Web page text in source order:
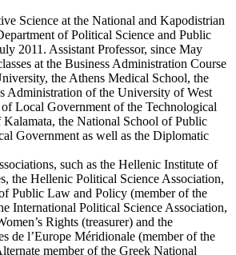
Science at the National and Kapodistrian
of Political Science and Public
2011. Assistant Professor, since May
at the Business Administration Course
the Athens Medical School, the
Administration of the University of West
Local Government of the Technological
the National School of Public
Government as well as the Diplomatic
such as the Hellenic Institute of
the Hellenic Political Science Association,
Public Law and Policy (member of the
International Political Science Association,
Rights (treasurer) and the
de l’Europe Méridionale (member of the
member of the Greek National